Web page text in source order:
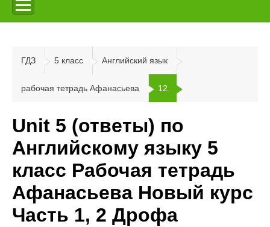
ГДЗ 5 класс Английский язык
рабочая тетрадь Афанасьева 12
Unit 5 (ответы) по
Английскому языку 5
класс Рабочая тетрадь
Афанасьева Новый курс
Часть 1, 2 Дрофа